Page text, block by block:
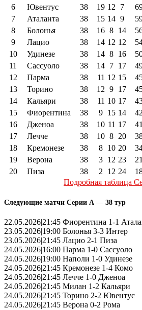
6
Ювентус 38 19 12 7
7
Аталанта 38 15 14 9
8
Болонья 38 16 8 14
9
Лацио 38 14 12 12
10
Удинезе 38 14 8 16
11
Сассуоло 38 14 7 17
12
Парма 38 11 12 15
13
Торино 38 12 9 17
14
Кальяри 38 11 10 17
15
Фиорентина 38 9 15 14
42
16
Дженоа 38 10 11 17
41
17
Лечче 38 10 8 20
18
Кремонезе 38 8 10 20
19
Верона 38 3 12 23
21
20
Пиза 38 2 12 24
Подробная таблица
Следующие матчи Серии А — 38 тур
22.05.2026|21:45 Фиорентина 1-1
23.05.2026|19:00 Болонья 3-3 Интер
23.05.2026|21:45 Лацио 2-1 Пиза
24.05.2026|16:00 Парма 1-0 Сассуоло
24.05.2026|19:00 Наполи 1-0 Удинезе
24.05.2026|21:45 Кремонезе 1-4 Комо
24.05.2026|21:45 Лечче 1-0 Дженоа
24.05.2026|21:45 Милан 1-2 Кальяри
24.05.2026|21:45 Торино 2-2 Ювентус
24.05.2026|21:45 Верона 0-2 Рома